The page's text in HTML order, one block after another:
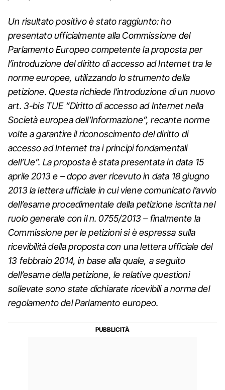
Un risultato positivo è stato raggiunto: ho
presentato ufficialmente alla Commissione del
Parlamento Europeo competente la proposta per
l’introduzione del diritto di accesso ad Internet tra le
norme europee, utilizzando lo strumento della
petizione. Questa richiede l’introduzione di un nuovo
art. 3-bis TUE ”Diritto di accesso ad Internet nella
Società europea dell’Informazione”, recante norme
volte a garantire il riconoscimento del diritto di
accesso ad Internet tra i principi fondamentali
dell’Ue”. La proposta è stata presentata in data 15
aprile 2013 e – dopo aver ricevuto in data 18 giugno
2013 la lettera ufficiale in cui viene comunicato l’avvio
dell’esame procedimentale della petizione iscritta nel
ruolo generale con il n. 0755/2013 – finalmente la
Commissione per le petizioni si è espressa sulla
ricevibilità della proposta con una lettera ufficiale del
13 febbraio 2014, in base alla quale, a seguito
dell’esame della petizione, le relative questioni
sollevate sono state dichiarate ricevibili a norma del
regolamento del Parlamento europeo.